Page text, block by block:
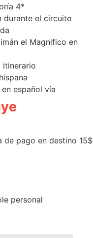
4*
durante el circuito
el Magnifico en
itinerario
español vía
de pago en destino 15$
personal